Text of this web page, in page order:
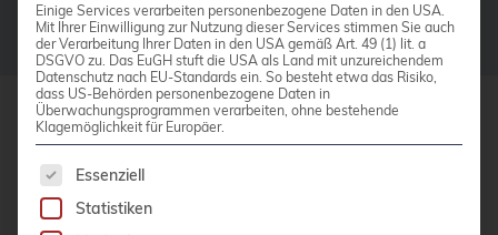
Benchmarks
bhyve
bitnami
BSD
BSP
Bug Squashing Party
credativ GmbH
Hennes-Weisweiler-Allee 23
41179 Mönchengladbach
Einige Services verarbeiten personenbezogene Daten in den USA.
Mit Ihrer Einwilligung zur Nutzung dieser Services stimmen Sie auch
der Verarbeitung Ihrer Daten in den USA gemäß Art. 49 (1) lit. a
DSGVO zu. Das EuGH stuft die USA als Land mit unzureichendem
Datenschutz nach EU-Standards ein. So besteht etwa das Risiko,
dass US-Behörden personenbezogene Daten in
Überwachungsprogrammen verarbeiten, ohne bestehende
Klagemöglichkeit für Europäer.
Es folgt eine Liste der Service-Gruppen, für die
Essenziell
Statistiken